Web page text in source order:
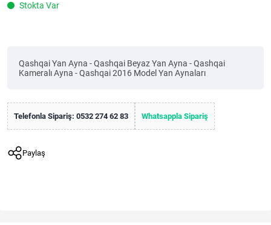
Stokta Var
Qashqai Yan Ayna - Qashqai Beyaz Yan Ayna - Qashqai
Kameralı Ayna - Qashqai 2016 Model Yan Aynaları
Telefonla Sipariş: 0532 274 62 83 Whatsappla Sipariş
Paylaş